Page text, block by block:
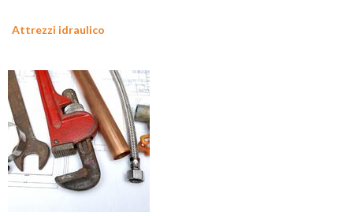
Attrezzi idraulico